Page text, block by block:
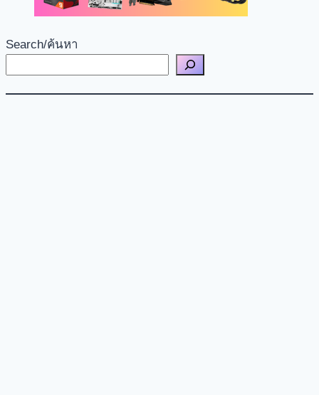
Search/ค้นหา